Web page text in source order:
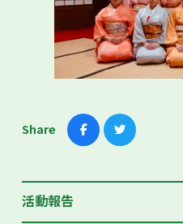
活動報告
Share